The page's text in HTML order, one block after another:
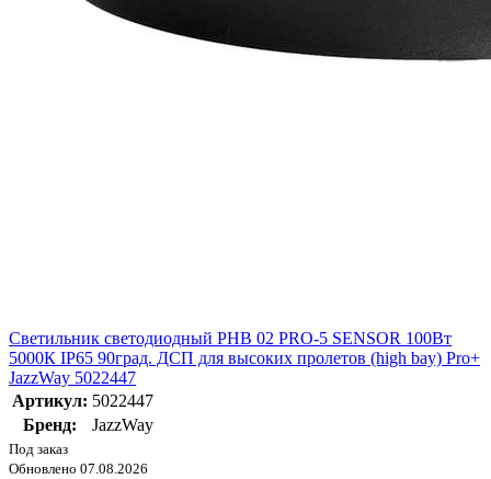
Светильник светодиодный PHB 02 PRO-5 SENSOR 100Вт
5000К IP65 90град. ДСП для высоких пролетов (high bay) Pro+
JazzWay 5022447
Артикул: 5022447
Бренд:
JazzWay
Под заказ
Обновлено 07.08.2026